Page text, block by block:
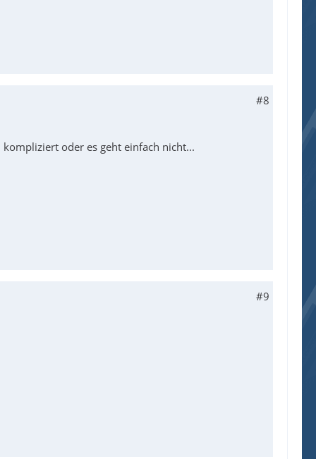
#8
oder es geht einfach nicht...
#9